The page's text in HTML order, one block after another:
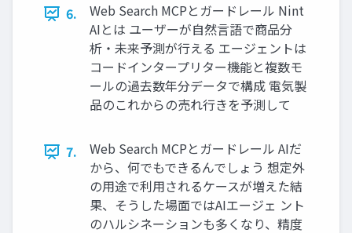
6.
Web Search MCPとガードレール Nint
AIとは ユーザーが自然言語で商品分
析・未来予測が行える エージェントは
コードインタープリター機能と複数モ
ールの過去数年分データで構成 電気製
品のこれからの売れ行きを予測して
7.
Web Search MCPとガードレール AIだ
から、何でもできるんでしょう 想定外
の用途で利用されるケースが増えた結
果、そうした場面ではAIエージェ ント
のハルシネーションも多くなり、精度